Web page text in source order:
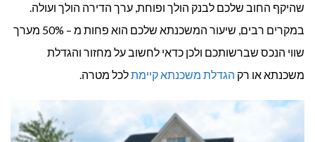
שהיקף החוב שלכם לבנק הולך ופוחת, ערך הדירה הולך ועולה.
במקרים רבים, שיעור המשכנתא שלכם הוא פחות מ – 50% מערך
שווי הנכס שברשותכם ולכן כדאי לחשוב על מחזור והגדלת
משכנתא או רק הגדלת משכנתא קיימתלכל מטרה.